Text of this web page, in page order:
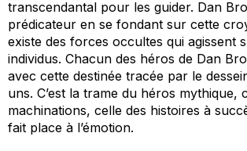
transcendantal pour les guider. Dan
prédicateur en se fondant sur cette
existe des forces occultes qui agissent
individus. Chacun des héros de Dan
avec cette destinée tracée par le
uns. C’est la trame du héros mythique,
machinations, celle des histoires à
fait place à l’émotion.